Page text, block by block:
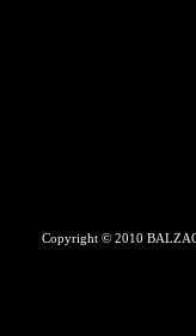
Copyright © 2010